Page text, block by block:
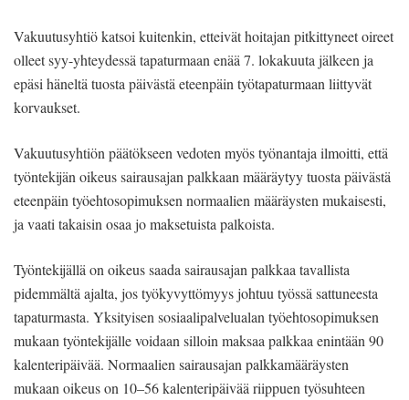
Vakuutusyhtiö katsoi kuitenkin, etteivät hoitajan pitkittyneet oireet
olleet syy-yhteydessä tapaturmaan enää 7. lokakuuta jälkeen ja
epäsi häneltä tuosta päivästä eteenpäin työtapaturmaan liittyvät
korvaukset.
Vakuutusyhtiön päätökseen vedoten myös työnantaja ilmoitti, että
työntekijän oikeus sairausajan palkkaan määräytyy tuosta päivästä
eteenpäin työehtosopimuksen normaalien määräysten mukaisesti,
ja vaati takaisin osaa jo maksetuista palkoista.
Työntekijällä on oikeus saada sairausajan palkkaa tavallista
pidemmältä ajalta, jos työkyvyttömyys johtuu työssä sattuneesta
tapaturmasta. Yksityisen sosiaalipalvelualan työehtosopimuksen
mukaan työntekijälle voidaan silloin maksaa palkkaa enintään 90
kalenteripäivää. Normaalien sairausajan palkkamääräysten
mukaan oikeus on 10–56 kalenteripäivää riippuen työsuhteen